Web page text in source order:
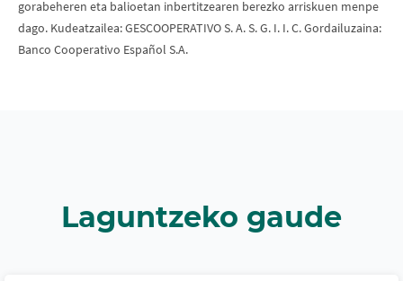
gorabeheren eta balioetan inbertitzearen berezko arriskuen menpe
dago. Kudeatzailea: GESCOOPERATIVO S. A. S. G. I. I. C. Gordailuzaina:
Banco Cooperativo Español S.A.
Laguntzeko gaude